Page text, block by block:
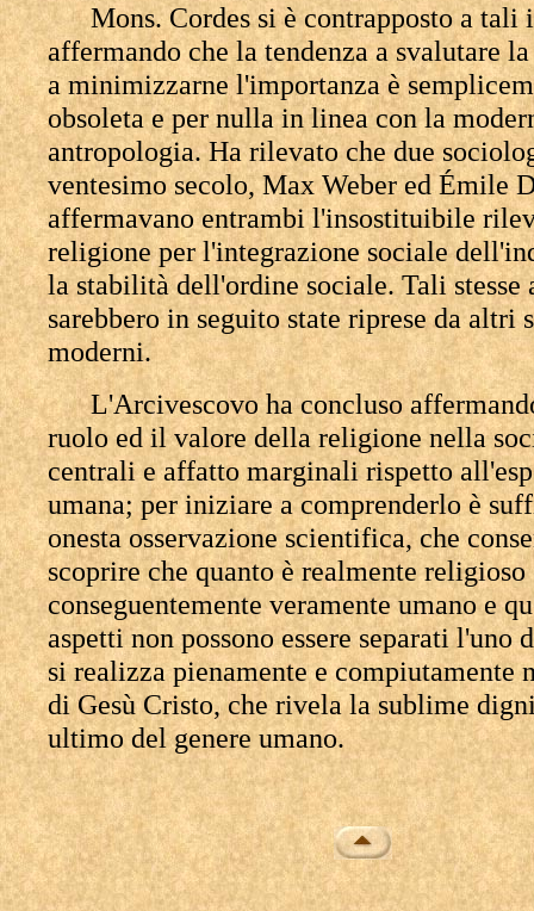
Mons. Cordes si è contrapposto a tali
affermando che la tendenza a svalutare
a minimizzarne l'importanza è
obsoleta e per nulla in linea con la
antropologia. Ha rilevato che due
ventesimo secolo, Max Weber ed Émile
affermavano entrambi l'insostituibile
religione per l'integrazione sociale
la stabilità dell'ordine sociale. Tali
sarebbero in seguito state riprese da altri
moderni.
L'Arcivescovo ha concluso
ruolo ed il valore della religione nella
centrali e affatto marginali rispetto
umana; per iniziare a comprenderlo è
onesta osservazione scientifica, che
scoprire che quanto è realmente religioso
conseguentemente veramente umano e
aspetti non possono essere separati l'uno
si realizza pienamente e compiutamente
di Gesù Cristo, che rivela la sublime
ultimo del genere umano.